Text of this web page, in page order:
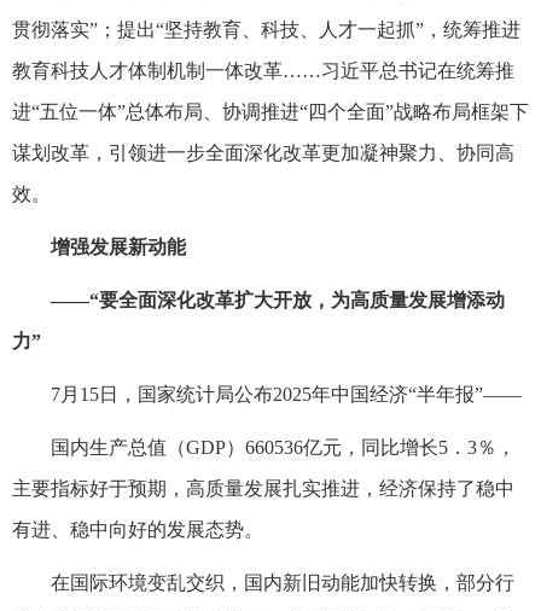
贯彻落实”；提出“坚持教育、科技、人才一起抓”，统筹推进
教育科技人才体制机制一体改革……习近平总书记在统筹推
进“五位一体”总体布局、协调推进“四个全面”战略布局框架下
谋划改革，引领进一步全面深化改革更加凝神聚力、协同高
效。
增强发展新动能
——“要全面深化改革扩大开放，为高质量发展增添动
力”
7月15日，国家统计局公布2025年中国经济“半年报”——
国内生产总值（GDP）660536亿元，同比增长5．3％，
主要指标好于预期，高质量发展扎实推进，经济保持了稳中
有进、稳中向好的发展态势。
在国际环境变乱交织，国内新旧动能加快转换，部分行